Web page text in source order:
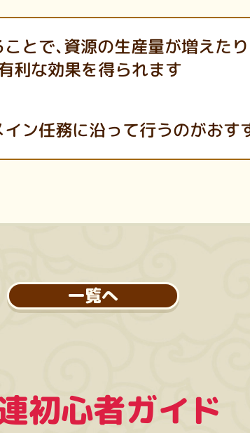
とで、資源の生産量が増えたり
利な効果を得られます
イン任務に沿って行うのがおす
一覧へ
初心者ガイド